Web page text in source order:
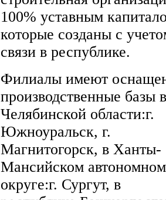
100% уставным
которые созданы с
связи в республике.
Филиалы имеют
производственные базы в
Челябинской области:г.
Южноуральск, г.
Магнитогорск, в Ханты-
Мансийском автономном
округе:г. Сургут, в